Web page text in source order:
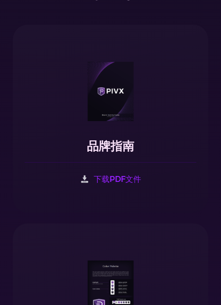
品牌指南
下载PDF文件